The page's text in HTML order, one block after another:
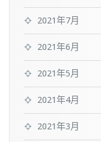
2021年7月
2021年6月
2021年5月
2021年4月
2021年3月